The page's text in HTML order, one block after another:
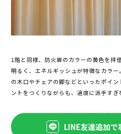
1階と同様、防火扉のカラーの黄色を拝借
明るく、エネルギッシュが特徴なカラ
の木口やチェアの脚などといったポイ
ントをつくりながらも、過度に派手すぎ
LINE友達追加で